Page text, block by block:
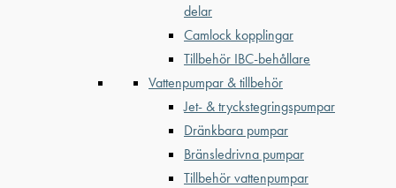
delar
Camlock kopplingar
Tillbehör IBC-behållare
Vattenpumpar & tillbehör
Jet- & tryckstegringspumpar
Dränkbara pumpar
Bränsledrivna pumpar
Tillbehör vattenpumpar